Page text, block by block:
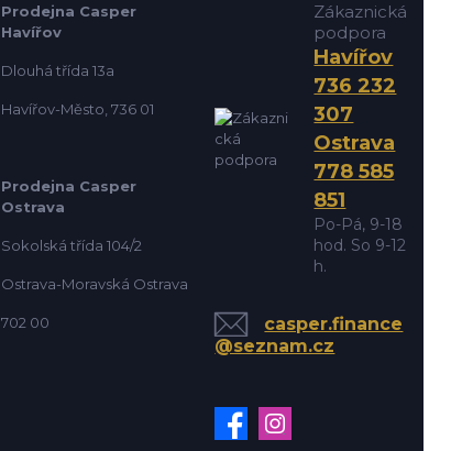
Prodejna Casper
Havířov
Dlouhá třída 13a
Havířov-Město, 736 01
Prodejna Casper
Ostrava
Sokolská třída 104/2
Ostrava-Moravská Ostrava
702 00
Zákaznická
podpora
Havířov
736 232
307
Ostrava
778 585
851
Po-Pá, 9-18
hod. So 9-12
h.
casper.finance
@seznam.cz